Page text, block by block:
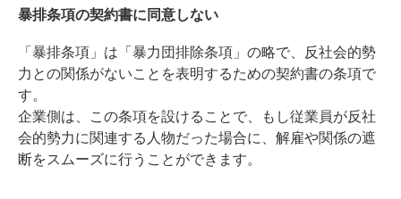
暴排条項の契約書に同意しない
「暴排条項」は「暴力団排除条項」の略で、反社会的勢
力との関係がないことを表明するための契約書の条項で
す。
企業側は、この条項を設けることで、もし従業員が反社
会的勢力に関連する人物だった場合に、解雇や関係の遮
断をスムーズに行うことができます。